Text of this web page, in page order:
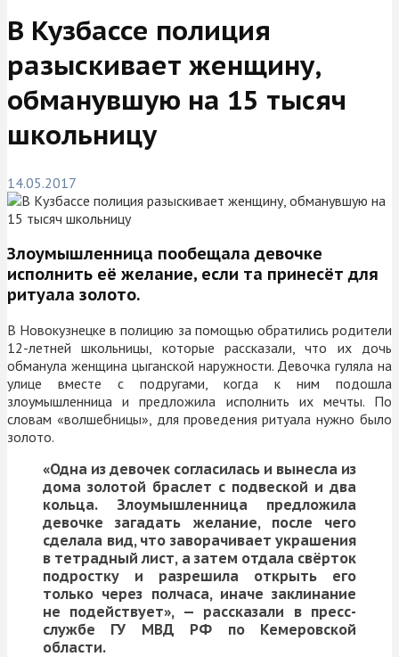
В Кузбассе полиция
разыскивает женщину,
обманувшую на 15 тысяч
школьницу
14.05.2017
Злоумышленница пообещала девочке
исполнить её желание, если та принесёт для
ритуала золото.
В Новокузнецке в полицию за помощью обратились родители
12-летней школьницы, которые рассказали, что их дочь
обманула женщина цыганской наружности. Девочка гуляла на
улице вместе с подругами, когда к ним подошла
злоумышленница и предложила исполнить их мечты. По
словам «волшебницы», для проведения ритуала нужно было
золото.
«Одна из девочек согласилась и вынесла из
дома золотой браслет с подвеской и два
кольца. Злоумышленница предложила
девочке загадать желание, после чего
сделала вид, что заворачивает украшения
в тетрадный лист, а затем отдала свёрток
подростку и разрешила открыть его
только через полчаса, иначе заклинание
не подействует», — рассказали в пресс-
службе ГУ МВД РФ по Кемеровской
области.